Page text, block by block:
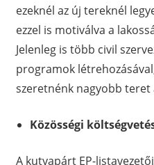
ezeknél az új tereknél
ezzel is motiválva a
Jelenleg is több civil
programok
szeretnénk nagyobb teret
Közösségi
A kutyapárt EP-